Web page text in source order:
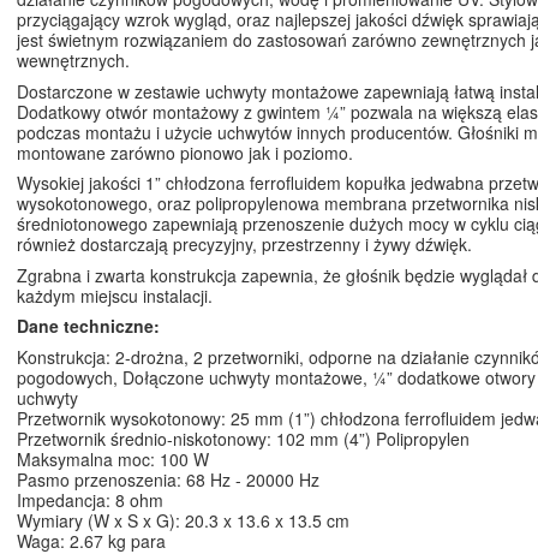
przyciągający wzrok wygląd, oraz najlepszej jakości dźwięk
jest świetnym rozwiązaniem do zastosowań zarówno zewnętrznych
wewnętrznych.
Dostarczone w zestawie uchwyty montażowe zapewniają łatwą
Dodatkowy otwór montażowy z gwintem ¼” pozwala na większą
podczas montażu i użycie uchwytów innych producentów. Głośniki
montowane zarówno pionowo jak i poziomo.
Wysokiej jakości 1” chłodzona ferrofluidem kopułka jedwabna
wysokotonowego, oraz polipropylenowa membrana przetwornika
średniotonowego zapewniają przenoszenie dużych mocy w cyklu
również dostarczają precyzyjny, przestrzenny i żywy dźwięk.
Zgrabna i zwarta konstrukcja zapewnia, że głośnik będzie wyglądał
każdym miejscu instalacji.
Dane techniczne:
Konstrukcja: 2-drożna, 2 przetworniki, odporne na działanie
pogodowych, Dołączone uchwyty montażowe, ¼” dodatkowe
uchwyty
Przetwornik wysokotonowy: 25 mm (1”) chłodzona ferrofluidem
Przetwornik średnio-niskotonowy: 102 mm (4”) Polipropylen
Maksymalna moc: 100 W
Pasmo przenoszenia: 68 Hz - 20000 Hz
Impedancja: 8 ohm
Wymiary (W x S x G): 20.3 x 13.6 x 13.5 cm
Waga: 2.67 kg para